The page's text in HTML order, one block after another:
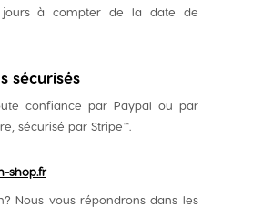
jours à compter de la date de
sécurisés
confiance par Paypal ou par
sécurisé par Stripe™.
shop.fr
Nous vous répondrons dans les